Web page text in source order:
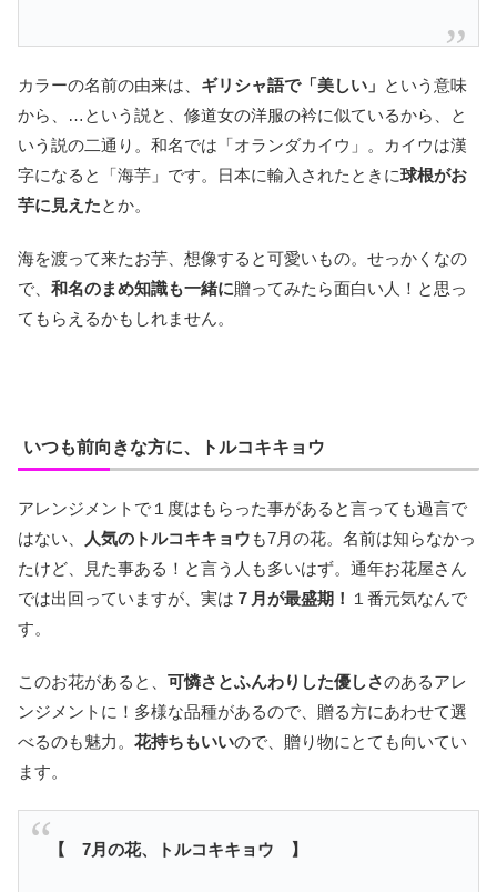
カラーの名前の由来は、 ギリシャ語で「美しい」 という意味
から、…という説と、修道女の洋服の衿に似ているから、と
いう説の二通り。和名では「オランダカイウ」。カイウは漢
字になると「海芋」です。日本に輸入されたときに球根がお
芋に見えたとか。
海を渡って来たお芋、想像すると可愛いもの。せっかくなの
で、 和名のまめ知識も一緒に贈ってみたら面白い人！と思っ
てもらえるかもしれません。
いつも前向きな方に、トルコキキョウ
アレンジメントで１度はもらった事があると言っても過言で
はない、
人気のトルコキキョウ も7月の花。名前は知らなかっ
たけど、見た事ある！と言う人も多いはず。通年お花屋さん
では出回っていますが、実は ７月が最盛期！ １番元気なんで
す。
このお花があると、 可憐さとふんわりした優しさのあるアレ
ンジメントに！多様な品種があるので、贈る方にあわせて選
べるのも魅力。 花持ちもいいので、贈り物にとても向いてい
ます。
【 7月の花、トルコキキョウ 】